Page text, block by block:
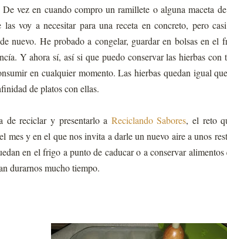
De vez en cuando compro un ramillete o alguna maceta
voy a necesitar para una receta en concreto, pero
nuevo. He probado a congelar, guardar en bolsas en el
Y ahora sí, así si que puedo conservar las hierbas con
en cualquier momento. Las hierbas quedan igual
de platos con ellas.
de reciclar y presentarlo a Reciclando Sabores, el reto
mes y en el que nos invita a darle un nuevo aire a unos
en el frigo a punto de caducar o a conservar
durarnos mucho tiempo.